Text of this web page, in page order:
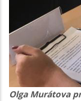
Olga Murátova